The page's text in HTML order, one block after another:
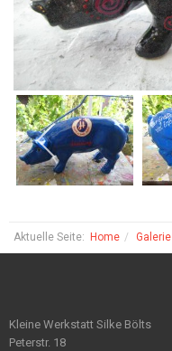
Aktuelle Seite: Home Galerie
Kleine Werkstatt Silke Bölts
Peterstr. 18